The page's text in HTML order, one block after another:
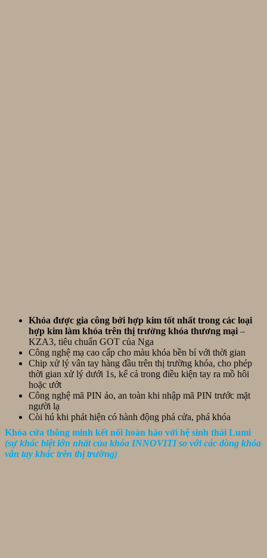
Khóa được gia công bởi hợp kim tốt nhất trong các loại
hợp kim làm khóa trên thị trường khóa thương mại –
KZA3, tiêu chuẩn GOT của Nga
Công nghệ mạ cao cấp cho màu khóa bền bỉ với thời gian
Chip xử lý vân tay hàng đầu trên thị trường khóa, cho phép
thời gian xử lý dưới 1s, kể cả trong điều kiện tay ra mồ hôi
hoặc ướt
Công nghệ mã PIN ảo, an toàn khi nhập mã PIN trước mặt
người lạ
Còi hú khi phát hiện có hành động phá cửa, phá khóa
Khóa cửa thông minh kết nối hoàn hảo với hệ sinh thái Lumi
(sự khác biệt lớn nhất của khóa INNOVITI so với các dòng khóa
vân tay khác trên thị trường)